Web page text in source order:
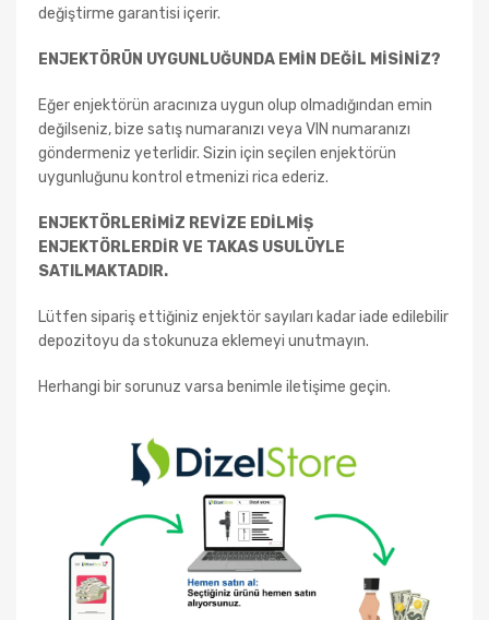
değiştirme garantisi içerir.
ENJEKTÖRÜN UYGUNLUĞUNDA EMİN DEĞİL MİSİNİZ?
Eğer enjektörün aracınıza uygun olup olmadığından emin
değilseniz, bize satış numaranızı veya VIN numaranızı
göndermeniz yeterlidir. Sizin için seçilen enjektörün
uygunluğunu kontrol etmenizi rica ederiz.
ENJEKTÖRLERİMİZ REVİZE EDİLMİŞ
ENJEKTÖRLERDİR VE TAKAS USULÜYLE
SATILMAKTADIR.
Lütfen sipariş ettiğiniz enjektör sayıları kadar iade edilebilir
depozitoyu da stokunuza eklemeyi unutmayın.
Herhangi bir sorunuz varsa benimle iletişime geçin.